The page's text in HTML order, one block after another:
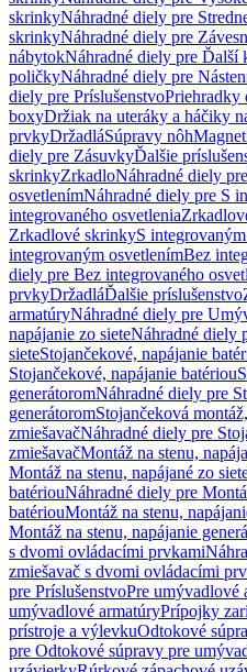
skrinkyNáhradné diely pre
skrinkyNáhradné diely pre
nábytokNáhradné diely pre
poličkyNáhradné diely pre
diely pre PríslušenstvoPriehradky
boxyDržiak na uteráky a háčiky
prvkyDržadláSúpravy nôh
diely pre ZásuvkyĎalšie
skrinkyZrkadloNáhradné diely
osvetlenímNáhradné diely pre S
integrovaného osvetlenia
Zrkadlové skrinkyS
integrovaným osvetlenímBez
diely pre Bez integrovaného
prvkyDržadláĎalšie príslušenstvo
armatúryNáhradné diely pre
napájanie zo sieteNáhradné diely
sieteStojančekové, napájanie
Stojančekové, napájanie batériou
generátoromNáhradné diely pre
generátoromStojančeková
zmiešavačNáhradné diely pre
zmiešavačMontáž na stenu,
Montáž na stenu, napájané zo
batériouNáhradné diely pre
batériouMontáž na stenu,
Montáž na stenu, napájanie
s dvomi ovládacími prvkami
zmiešavač s dvomi ovládacími
pre PríslušenstvoPre umývadlové
umývadlové armatúryPrípojky
prístroje a výlevkuOdtokové
pre Odtokové súpravy pre